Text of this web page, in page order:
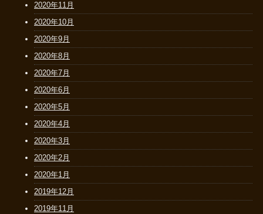
2020年11月
2020年10月
2020年9月
2020年8月
2020年7月
2020年6月
2020年5月
2020年4月
2020年3月
2020年2月
2020年1月
2019年12月
2019年11月